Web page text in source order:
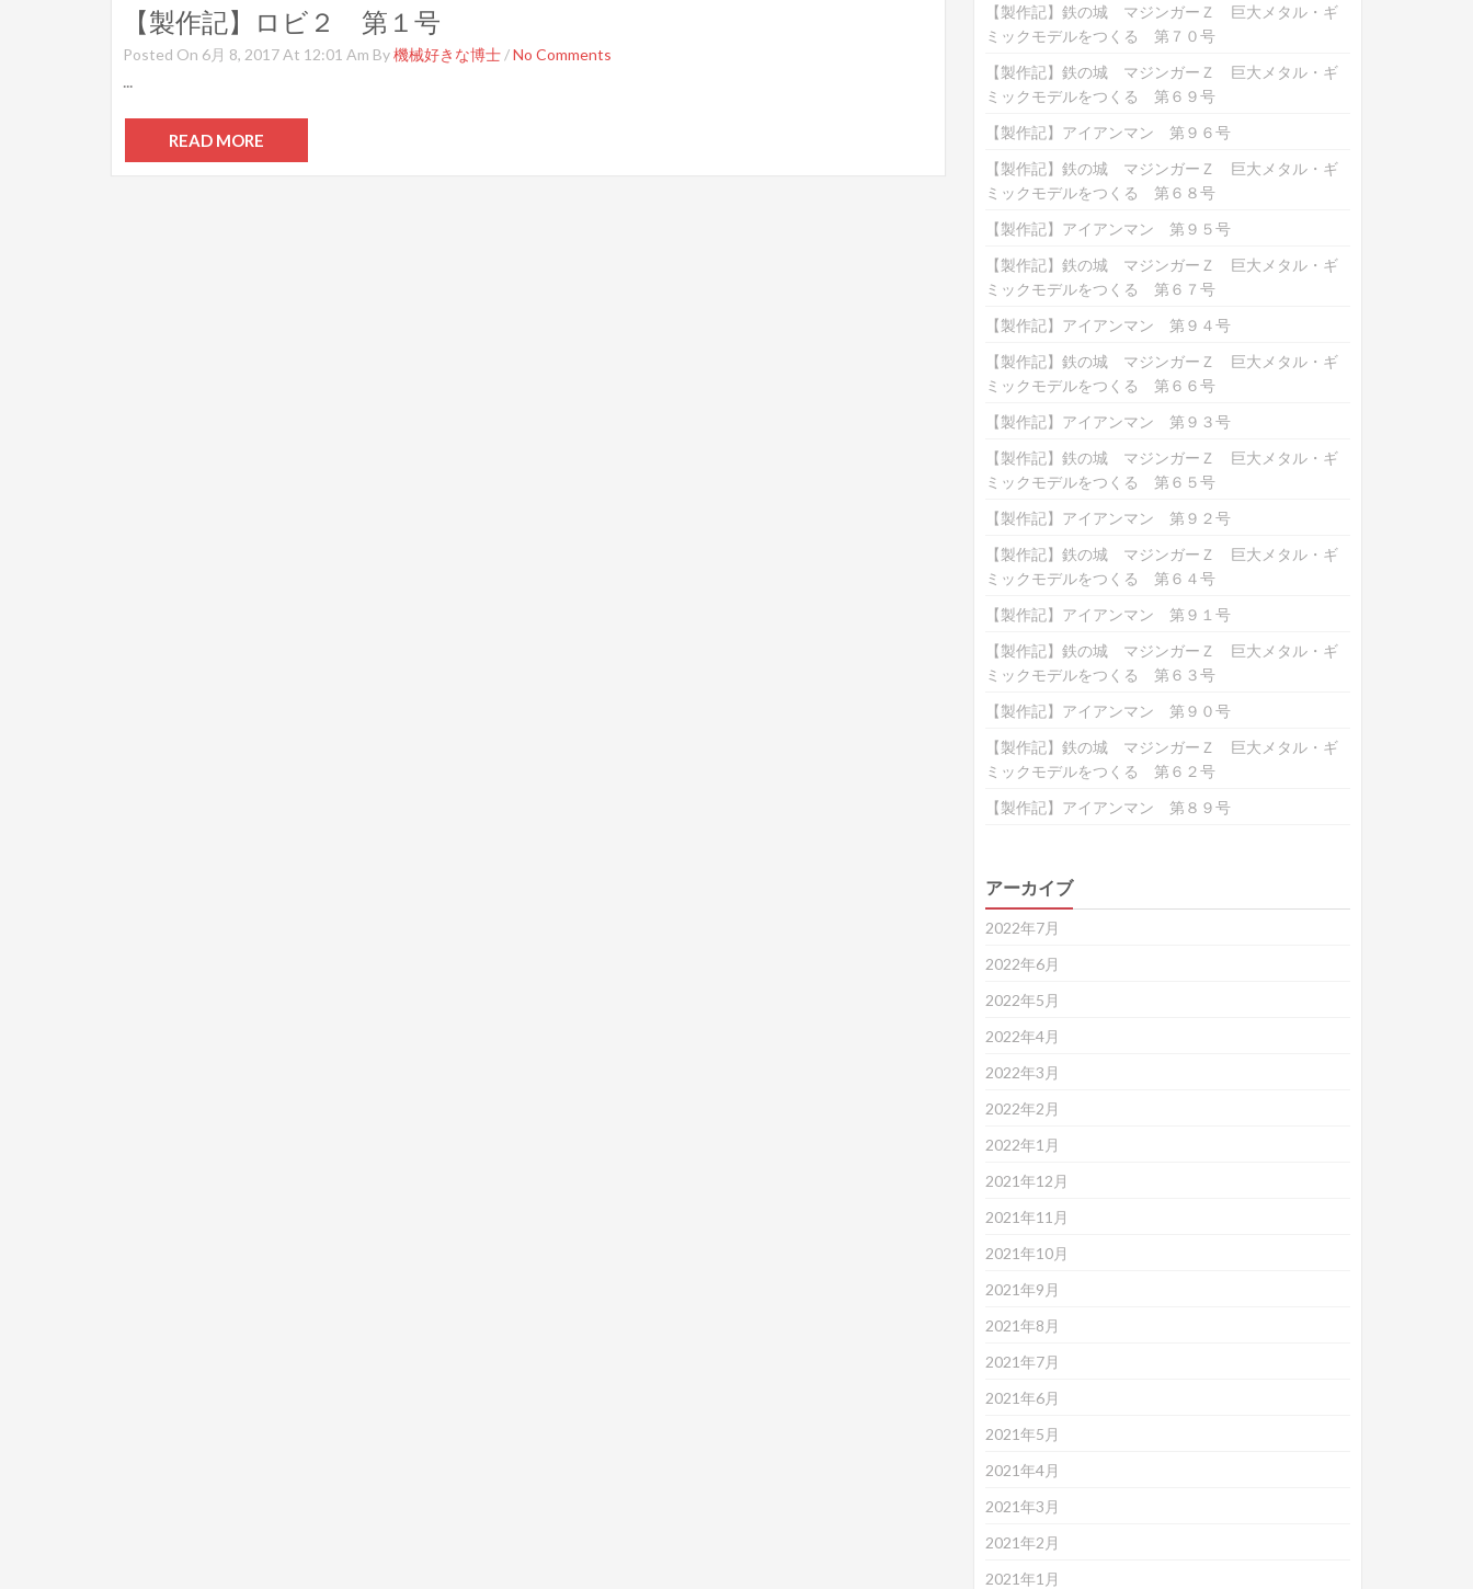
【製作記】ロビ２ 第１号
Posted On 6月 8, 2017 At 12:01 Am By機械好きな博士 /No Comments
READ MORE
【製作記】鉄の城 マジンガーＺ 巨大メタル・ギ
ミックモデルをつくる 第７０号
【製作記】鉄の城 マジンガーＺ 巨大メタル・ギ
ミックモデルをつくる 第６９号
【製作記】アイアンマン 第９６号
【製作記】鉄の城 マジンガーＺ 巨大メタル・ギ
ミックモデルをつくる 第６８号
【製作記】アイアンマン 第９５号
【製作記】鉄の城 マジンガーＺ 巨大メタル・ギ
ミックモデルをつくる 第６７号
【製作記】アイアンマン 第９４号
【製作記】鉄の城 マジンガーＺ 巨大メタル・ギ
ミックモデルをつくる 第６６号
【製作記】アイアンマン 第９３号
【製作記】鉄の城 マジンガーＺ 巨大メタル・ギ
ミックモデルをつくる 第６５号
【製作記】アイアンマン 第９２号
【製作記】鉄の城 マジンガーＺ 巨大メタル・ギ
ミックモデルをつくる 第６４号
【製作記】アイアンマン 第９１号
【製作記】鉄の城 マジンガーＺ 巨大メタル・ギ
ミックモデルをつくる 第６３号
【製作記】アイアンマン 第９０号
【製作記】鉄の城 マジンガーＺ 巨大メタル・ギ
ミックモデルをつくる 第６２号
【製作記】アイアンマン 第８９号
アーカイブ
2022年7月
2022年6月
2022年5月
2022年4月
2022年3月
2022年2月
2022年1月
2021年12月
2021年11月
2021年10月
2021年9月
2021年8月
2021年7月
2021年6月
2021年5月
2021年4月
2021年3月
2021年2月
2021年1月